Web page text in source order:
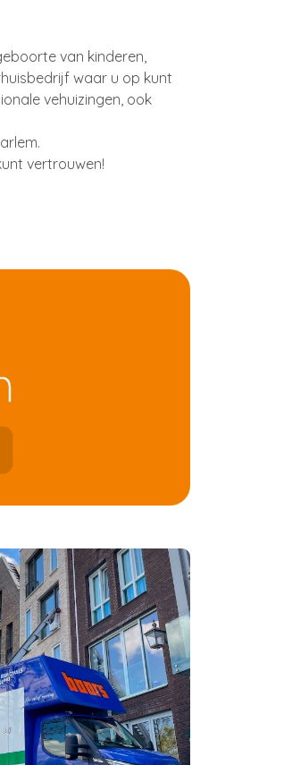
van kinderen,
waar u op kunt
vehuizingen, ook
vertrouwen!